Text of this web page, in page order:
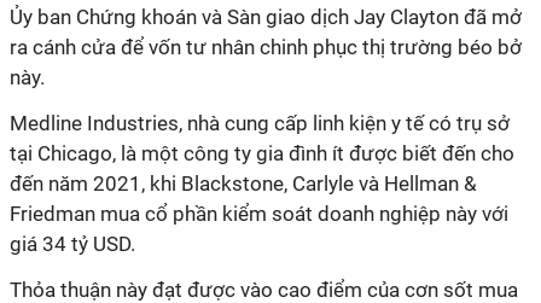
Ủy ban Chứng khoán và Sàn giao dịch Jay Clayton đã mở
ra cánh cửa để vốn tư nhân chinh phục thị trường béo bở
này.
Medline Industries, nhà cung cấp linh kiện y tế có trụ sở
tại Chicago, là một công ty gia đình ít được biết đến cho
đến năm 2021, khi Blackstone, Carlyle và Hellman &
Friedman mua cổ phần kiểm soát doanh nghiệp này với
giá 34 tỷ USD.
Thỏa thuận này đạt được vào cao điểm của cơn sốt mua